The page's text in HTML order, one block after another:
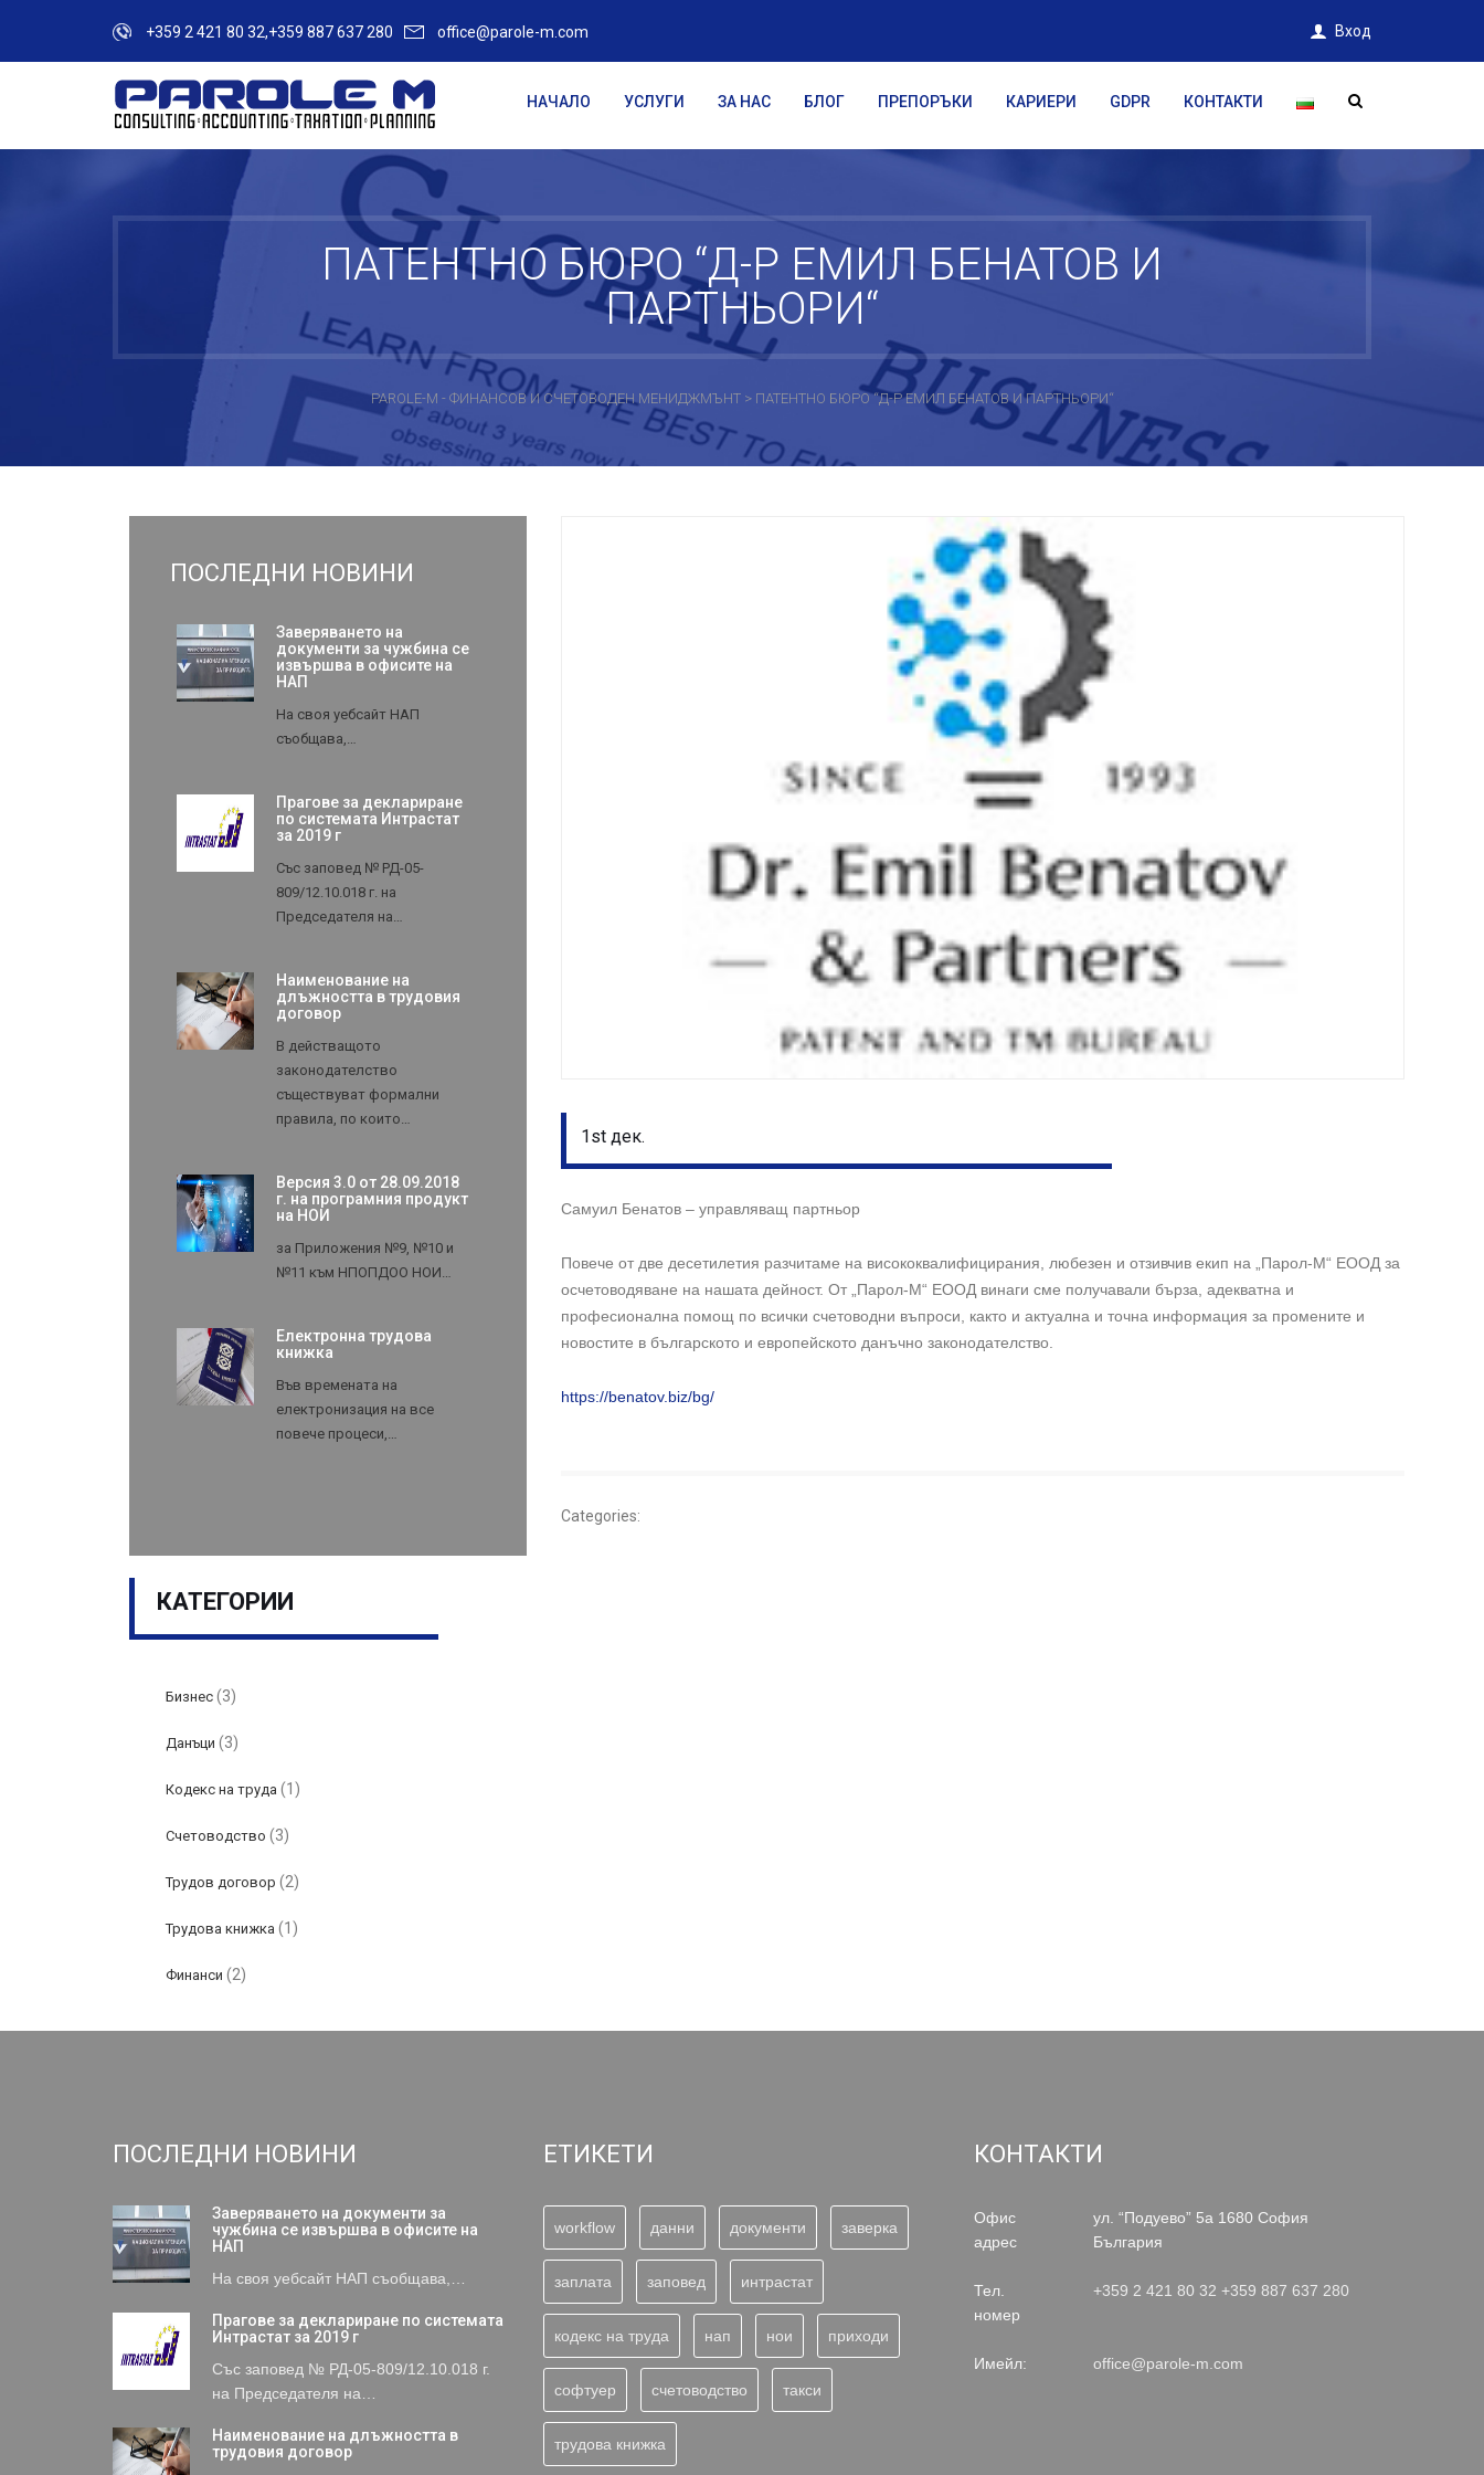
+359 2 421 80 32,+359 887 637 280 office@parole-m.com Вход
НАЧАЛО УСЛУГИ ЗА НАС БЛОГ ПРЕПОРЪКИ КАРИЕРИ GDPR КОНТАКТИ
ПАТЕНТНО БЮРО “Д-Р ЕМИЛ БЕНАТОВ И
ПАРТНЬОРИ“
PAROLE-M - ФИНАНСОВ И СЧЕТОВОДЕН МЕНИДЖМЪНТ> ПАТЕНТНО БЮРО “Д-Р ЕМИЛ БЕНАТОВ И ПАРТНЬОРИ“
ПОСЛЕДНИ НОВИНИ
Заверяването на
документи за чужбина се
извършва в офисите на
НАП
На своя уебсайт НАП
съобщава,…
Прагове за деклариране
по системата Интрастат
за 2019 г
Със заповед № РД-05-
809/12.10.018 г. на
Председателя на…
Наименование на
длъжността в трудовия
договор
В действащото
законодателство
съществуват формални
правила, по които…
Версия 3.0 от 28.09.2018
г. на програмния продукт
на НОИ
за Приложения №9, №10 и
№11 към НПОПДОО НОИ…
Електронна трудова
книжка
Във времената на
електронизация на все
повече процеси,…
КАТЕГОРИИ
Бизнес (3)
Данъци (3)
Кодекс на труда (1)
Счетоводство (3)
Трудов договор (2)
Трудова книжка (1)
Финанси (2)
1st дек.
Самуил Бенатов – управляващ партньор
Повече от две десетилетия разчитаме на висококвалифицирания, любезен и отзивчив екип на „Парол-М“ ЕООД за
осчетоводяване на нашата дейност. От „Парол-М“ ЕООД винаги сме получавали бърза, адекватна и
професионална помощ по всички счетоводни въпроси, както и актуална и точна информация за промените и
новостите в българското и европейското данъчно законодателство.
https://benatov.biz/bg/
Categories:
ПОСЛЕДНИ НОВИНИ
Заверяването на документи за
чужбина се извършва в офисите на
НАП
На своя уебсайт НАП съобщава,…
Прагове за деклариране по системата
Интрастат за 2019 г
Със заповед № РД-05-809/12.10.018 г.
на Председателя на…
Наименование на длъжността в
трудовия договор
ЕТИКЕТИ
workflow данни документи заверка
заплата заповед интрастат
кодекс на труда нап нои приходи
софтуер счетоводство такси
трудова книжка
КОНТАКТИ
Офис
адрес
ул. “Подуево” 5а 1680 София
България
Тел.
номер
+359 2 421 80 32 +359 887 637 280
Имейл: office@parole-m.com